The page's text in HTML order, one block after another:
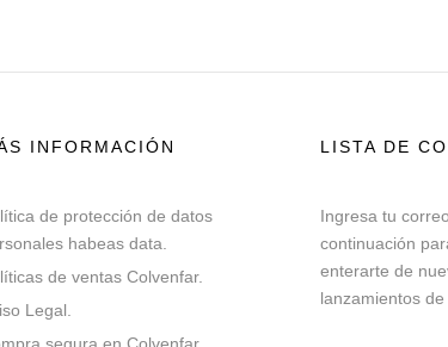
INFORMACIÓN
de protección de datos
habeas data.
de ventas Colvenfar.
Legal.
LISTA DE
Ingresa tu
continuación
enterarte de
lanzamientos